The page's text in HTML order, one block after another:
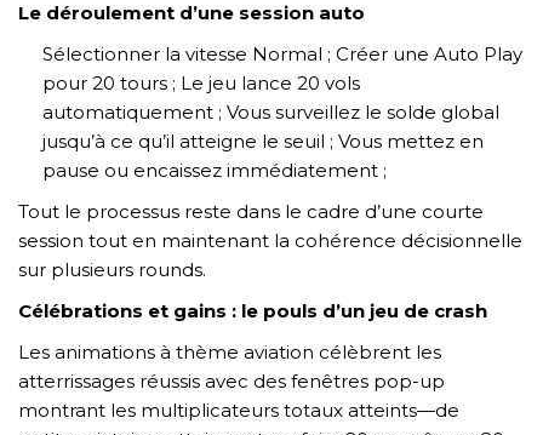
Le déroulement d’une session auto
Sélectionner la vitesse Normal ; Créer une Auto Play
pour 20 tours ; Le jeu lance 20 vols
automatiquement ; Vous surveillez le solde global
jusqu’à ce qu’il atteigne le seuil ; Vous mettez en
pause ou encaissez immédiatement ;
Tout le processus reste dans le cadre d’une courte
session tout en maintenant la cohérence décisionnelle
sur plusieurs rounds.
Célébrations et gains : le pouls d’un jeu de crash
Les animations à thème aviation célèbrent les
atterrissages réussis avec des fenêtres pop-up
montrant les multiplicateurs totaux atteints—de